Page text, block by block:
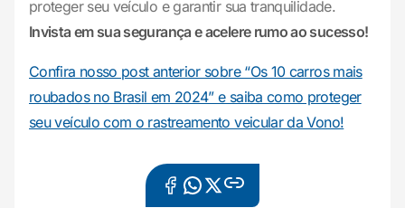
proteger seu veículo e garantir sua tranquilidade.
Invista em sua segurança e acelere rumo ao sucesso!
Confira nosso post anterior sobre “Os 10 carros mais
roubados no Brasil em 2024” e saiba como proteger
seu veículo com o rastreamento veicular da Vono!